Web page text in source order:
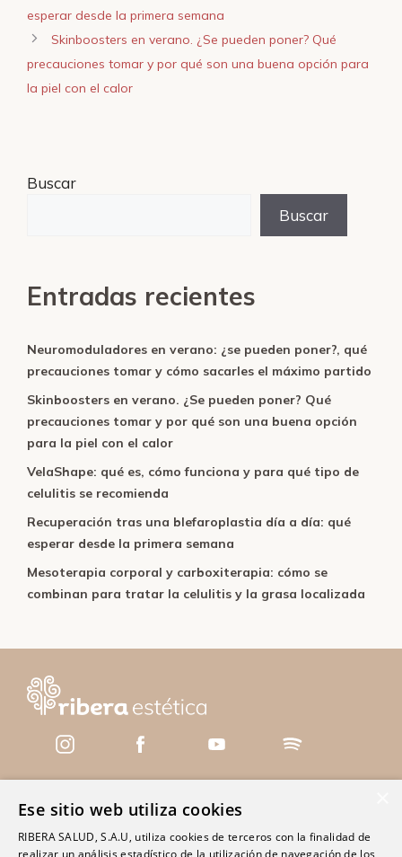
esperar desde la primera semana
Skinboosters en verano. ¿Se pueden poner? Qué
precauciones tomar y por qué son una buena opción para
la piel con el calor
Buscar
Buscar
Entradas recientes
Neuromoduladores en verano: ¿se pueden poner?, qué
precauciones tomar y cómo sacarles el máximo partido
Skinboosters en verano. ¿Se pueden poner? Qué
precauciones tomar y por qué son una buena opción
para la piel con el calor
VelaShape: qué es, cómo funciona y para qué tipo de
celulitis se recomienda
Recuperación tras una blefaroplastia día a día: qué
esperar desde la primera semana
Mesoterapia corporal y carboxiterapia: cómo se
combinan para tratar la celulitis y la grasa localizada
Servicios
Centros
Ese sitio web utiliza cookies
RIBERA SALUD, S.A.U, utiliza cookies de terceros con la finalidad de
realizar un análisis estadístico de la utilización de navegación de los